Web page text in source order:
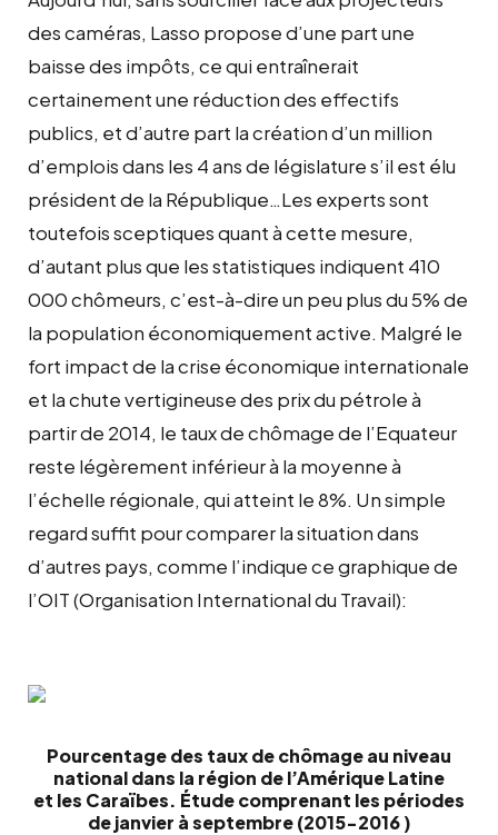
des caméras, Lasso propose d’une part une
baisse des impôts, ce qui entraînerait
certainement une réduction des effectifs
publics, et d’autre part la création d’un million
d’emplois dans les 4 ans de législature s’il est élu
président de la République…Les experts sont
toutefois sceptiques quant à cette mesure,
d’autant plus que les statistiques indiquent 410
000 chômeurs, c’est-à-dire un peu plus du 5% de
la population économiquement active. Malgré le
fort impact de la crise économique internationale
et la chute vertigineuse des prix du pétrole à
partir de 2014, le taux de chômage de l’Equateur
reste légèrement inférieur à la moyenne à
l’échelle régionale, qui atteint le 8%. Un simple
regard suffit pour comparer la situation dans
d’autres pays, comme l’indique ce graphique de
l’OIT (Organisation International du Travail):
Pourcentage des taux de chômage au niveau
national dans la région de l’Amérique Latine
et les Caraïbes. Étude comprenant les périodes
de janvier à septembre (2015-2016 )